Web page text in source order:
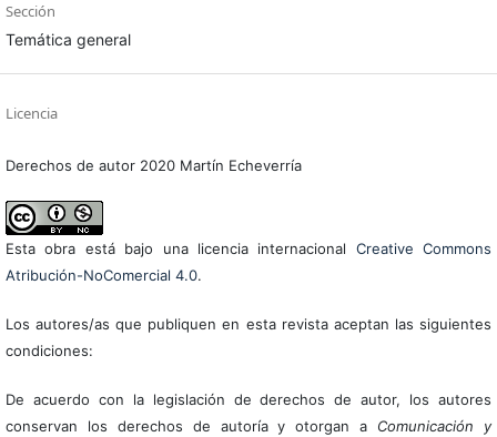
Sección
Temática general
Licencia
Derechos de autor 2020 Martín Echeverría
Esta obra está bajo una licencia internacional Creative Commons
Atribución-NoComercial 4.0.
Los autores/as que publiquen en esta revista aceptan las siguientes
condiciones:
De acuerdo con la legislación de derechos de autor, los autores
conservan los derechos de autoría y otorgan a Comunicación y